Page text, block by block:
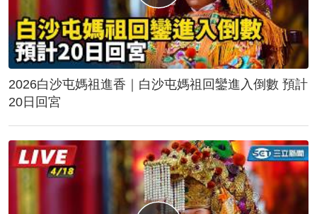
2026白沙屯媽祖進香｜白沙屯媽祖回鑾進入倒數 預計
20日回宮